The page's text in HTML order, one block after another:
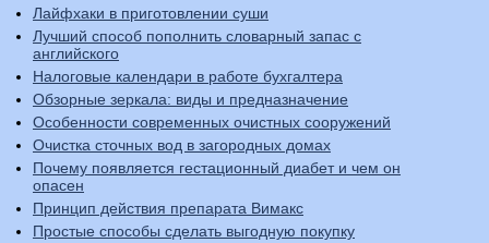
Лайфхаки в приготовлении суши
Лучший способ пополнить словарный запас с
английского
Налоговые календари в работе бухгалтера
Обзорные зеркала: виды и предназначение
Особенности современных очистных сооружений
Очистка сточных вод в загородных домах
Почему появляется гестационный диабет и чем он
опасен
Принцип действия препарата Вимакс
Простые способы сделать выгодную покупку